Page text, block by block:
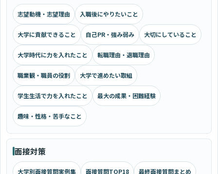
志望動機・志望理由 入職後にやりたいこと
大学に貢献できること 自己PR・強み弱み 大切にしていること
大学時代に力を入れたこと 転職理由・退職理由
職業観・職員の役割 大学で進めたい取組
学生生活で力を入れたこと 最大の成果・困難経験
趣味・性格・苦手なこと
面接対策
大学別面接質問実例集 面接質問TOP18 最終面接質問まとめ